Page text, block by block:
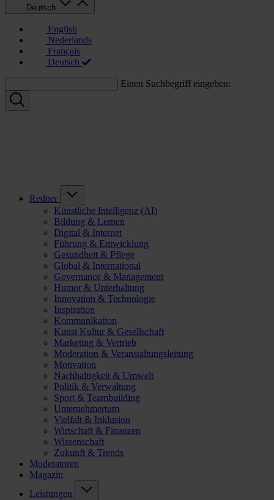
Deutsch
English
Nederlands
Français
Deutsch
Einen Suchbegriff eingeben:
Redner
Künstliche Intelligenz (AI)
Bildung & Lernen
Digital & Internet
Führung & Entwicklung
Gesundheit & Pflege
Global & International
Governance & Management
Humor & Unterhaltung
Innovation & Technologie
Inspiration
Kommunikation
Kunst Kultur & Gesellschaft
Marketing & Vertrieb
Moderation & Veranstaltungsleitung
Motivation
Nachhaltigkeit & Umwelt
Politik & Verwaltung
Sport & Teambuilding
Unternehmertum
Vielfalt & Inklusion
Wirtschaft & Finanzen
Wissenschaft
Zukunft & Trends
Moderatoren
Magazin
Leistungen